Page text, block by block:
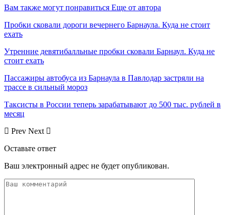
Вам также могут понравиться Еще от автора
Пробки сковали дороги вечернего Барнаула. Куда не стоит
ехать
Утренние девятибалльные пробки сковали Барнаул. Куда не
стоит ехать
Пассажиры автобуса из Барнаула в Павлодар застряли на
трассе в сильный мороз
Таксисты в России теперь зарабатывают до 500 тыс. рублей в
месяц
Prev Next
Оставьте ответ
Ваш электронный адрес не будет опубликован.